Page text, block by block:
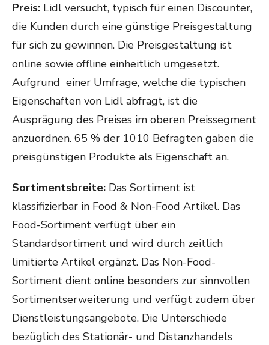
Preis: Lidl versucht, typisch für einen Discounter,
die Kunden durch eine günstige Preisgestaltung
für sich zu gewinnen. Die Preisgestaltung ist
online sowie offline einheitlich umgesetzt.
Aufgrund einer Umfrage, welche die typischen
Eigenschaften von Lidl abfragt, ist die
Ausprägung des Preises im oberen Preissegment
anzuordnen. 65 % der 1010 Befragten gaben die
preisgünstigen Produkte als Eigenschaft an.
Sortimentsbreite: Das Sortiment ist
klassifizierbar in Food & Non-Food Artikel. Das
Food-Sortiment verfügt über ein
Standardsortiment und wird durch zeitlich
limitierte Artikel ergänzt. Das Non-Food-
Sortiment dient online besonders zur sinnvollen
Sortimentserweiterung und verfügt zudem über
Dienstleistungsangebote. Die Unterschiede
bezüglich des Stationär- und Distanzhandels